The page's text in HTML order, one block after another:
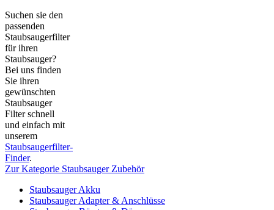
Suchen sie den
passenden
Staubsaugerfilter
für ihren
Staubsauger?
Bei uns finden
Sie ihren
gewünschten
Staubsauger
Filter schnell
und einfach mit
unserem
Staubsaugerfilter-
Finder.
Zur Kategorie Staubsauger Zubehör
Staubsauger Akku
Staubsauger Adapter & Anschlüsse